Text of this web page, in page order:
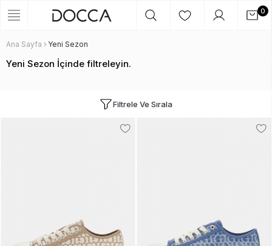
0
Ana Sayfa Yeni Sezon
Yeni Sezon İçinde filtreleyin.
Filtrele Ve Sırala